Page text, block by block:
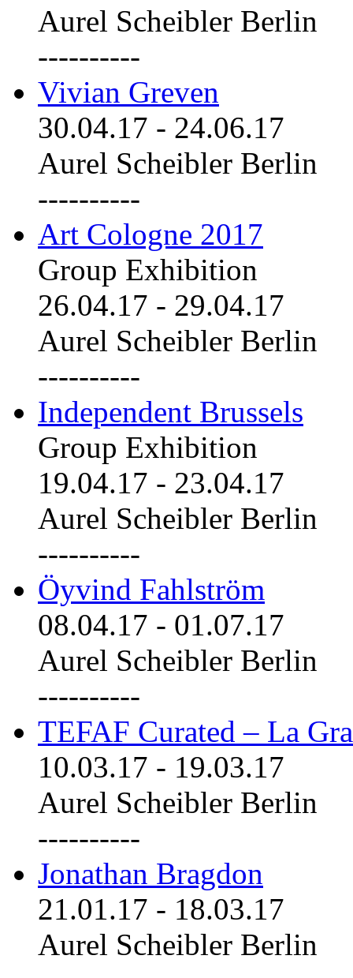
Aurel Scheibler Berlin
----------
Vivian Greven
30.04.17 - 24.06.17
Aurel Scheibler Berlin
----------
Art Cologne 2017
Group Exhibition
26.04.17 - 29.04.17
Aurel Scheibler Berlin
----------
Independent Brussels
Group Exhibition
19.04.17 - 23.04.17
Aurel Scheibler Berlin
----------
Öyvind Fahlström
08.04.17 - 01.07.17
Aurel Scheibler Berlin
----------
TEFAF Curated – La
10.03.17 - 19.03.17
Aurel Scheibler Berlin
----------
Jonathan Bragdon
21.01.17 - 18.03.17
Aurel Scheibler Berlin